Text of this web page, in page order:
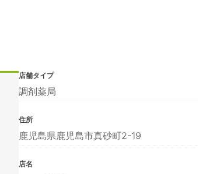
店舗タイプ
調剤薬局
住所
鹿児島県鹿児島市真砂町2-19
店名